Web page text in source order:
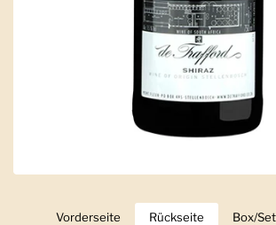
Zeige Folie 1
Vorderseite Zeige Folie 2
Rückseite Box/Set